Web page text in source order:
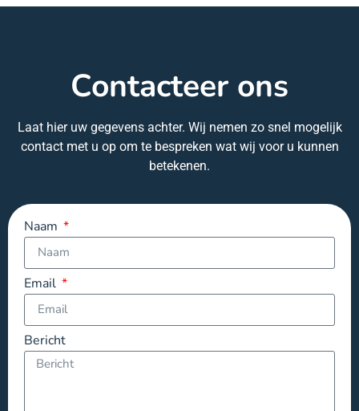
Contacteer ons
Laat hier uw gegevens achter. Wij nemen zo snel mogelijk
contact met u op om te bespreken wat wij voor u kunnen
betekenen.
Naam
Email
Bericht